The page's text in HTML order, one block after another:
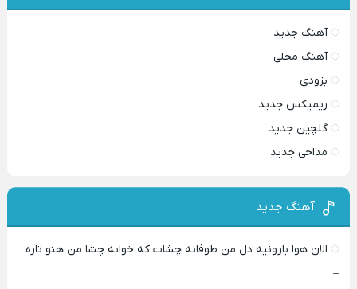
آهنگ جدید
آهنگ محلی
بزودی
ریمیکس جدید
گلچین جدید
مداحی جدید
آهنگ جدید
الان هوا بارونیه دل من طوفانه چشات که خوابه چشا من هنو تاره
–